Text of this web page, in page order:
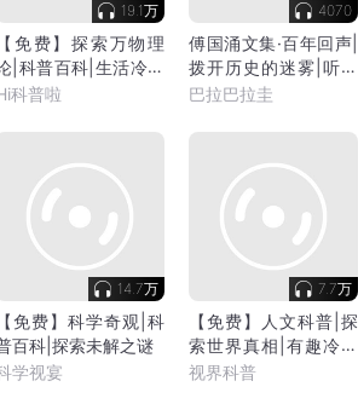
19.1万
【免费】探索万物理
|科普百科|生活冷知
科普啦
4070
傅国涌文集·百年回声|
拨开历史的迷雾|听见
被掩盖的声音
巴拉巴拉圭
14.7万
【免费】科学奇观|科
百科|探索未解之谜
学视宴
7.7万
【免费】人文科普|探
索世界真相|有趣冷知
识
视界科普